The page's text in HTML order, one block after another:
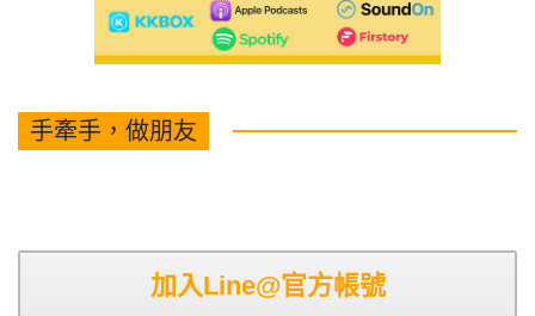
手牽手，做朋友
加入Line@官方帳號